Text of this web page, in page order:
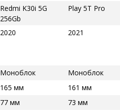
Redmi K30i 5G
256Gb
Play 5T Pro
2020 2021
Моноблок
Моноблок
165 мм
161 мм
77 мм
73 мм